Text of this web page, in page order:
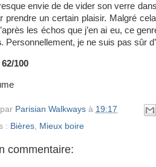
envie de de vider son verre
prendre un certain plaisir. Malgré
les échos que j’en ai eu, ce
. Personnellement, je ne suis pas sûr
100
Parisian Walkways à 19:17
: Bières Mieux boire
commentaire: